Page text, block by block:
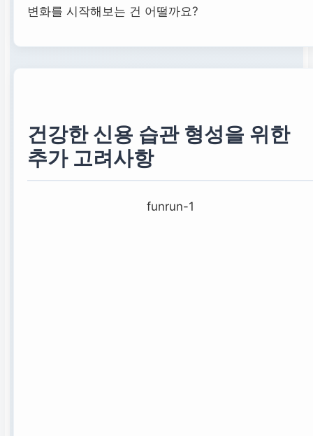
변화를 시작해보는 건 어떨까요?
건강한 신용 습관 형성을 위한
추가 고려사항
funrun-1